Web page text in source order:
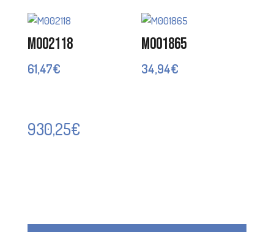
M002118
61,47€
M001865
34,94€
930,25€